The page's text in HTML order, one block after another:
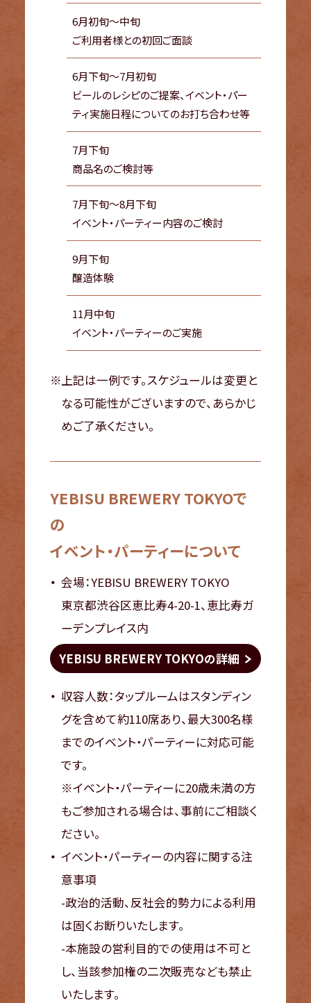
6月初旬～中旬
ご利用者様との初回ご面談
6月下旬～7月初旬
ビールのレシピのご提案、イベント・パー
ティ実施日程についてのお打ち合わせ等
7月下旬
商品名のご検討等
7月下旬～8月下旬
イベント・パーティー内容のご検討
9月下旬
醸造体験
11月中旬
イベント・パーティーのご実施
上記は一例です。スケジュールは変更と
なる可能性がございますので、あらかじ
めご了承ください。
YEBISU BREWERY TOKYOで
の
イベント・パーティーについて
会場：YEBISU BREWERY TOKYO
東京都渋谷区恵比寿4-20-1、恵比寿ガ
ーデンプレイス内
YEBISU BREWERY TOKYOの詳細
収容人数：タップルームはスタンディン
グを含めて約110席あり、最大300名様
までのイベント・パーティーに対応可能
です。
※イベント・パーティーに20歳未満の方
もご参加される場合は、事前にご相談く
ださい。
イベント・パーティーの内容に関する注
意事項
-政治的活動、反社会的勢力による利用
は固くお断りいたします。
-本施設の営利目的での使用は不可と
し、当該参加権の二次販売なども禁止
いたします。